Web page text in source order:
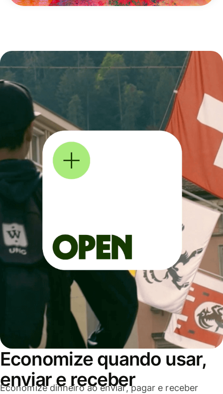
Economize quando usar,
enviar e receber
Economize dinheiro ao enviar, pagar e receber